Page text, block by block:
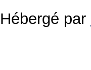
Hébergé par